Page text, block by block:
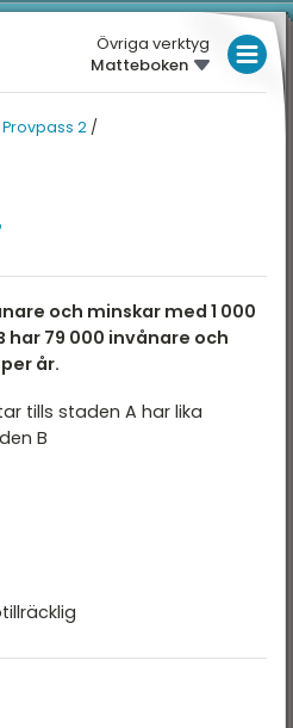
Övriga verktyg
Matteboken
Provpass 2 /
och minskar med 1 000
har 79 000 invånare och
år.
tills staden A har lika
B
LÅGSTADIET
MELLANSTADIET
HÖGSKOLEPROV
HÖGSKOLEPROV
XYZ - Provpass 5
KVA Provpass 5
DTK Provpass 5
DIGITALA VERKTYG
KUL MED MATTE